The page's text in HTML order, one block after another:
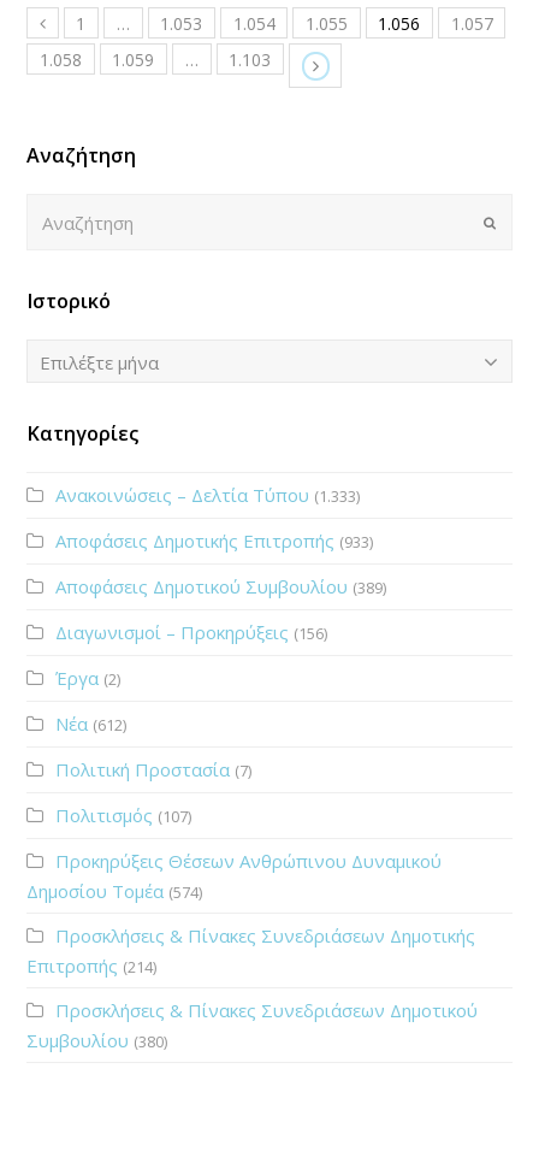
1 … 1.053 1.054 1.055 1.056
1.057
1.058
1.059 … 1.103
Αναζήτηση
Submit
Ιστορικό
Ιστορικό
Επιλέξτε μήνα
Κατηγορίες
Ανακοινώσεις – Δελτία Τύπου (1.333)
Αποφάσεις Δημοτικής Επιτροπής (933)
Αποφάσεις Δημοτικού Συμβουλίου (389)
Διαγωνισμοί – Προκηρύξεις (156)
Έργα (2)
Νέα (612)
Πολιτική Προστασία (7)
Πολιτισμός (107)
Προκηρύξεις Θέσεων Ανθρώπινου Δυναμικού
Δημοσίου Τομέα (574)
Προσκλήσεις & Πίνακες Συνεδριάσεων Δημοτικής
Επιτροπής (214)
Προσκλήσεις & Πίνακες Συνεδριάσεων Δημοτικού
Συμβουλίου (380)